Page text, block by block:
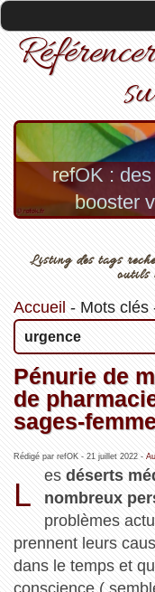
refOK :
booster
Listing des tags
outils
Accueil - Mots clés
urgence
Pénurie de
de
sages-
Rédigé par refOK - 21 juillet 2022-
L
esdéserts
nombreux
problèmes
prennent leurs
dans le temps et
conscience (